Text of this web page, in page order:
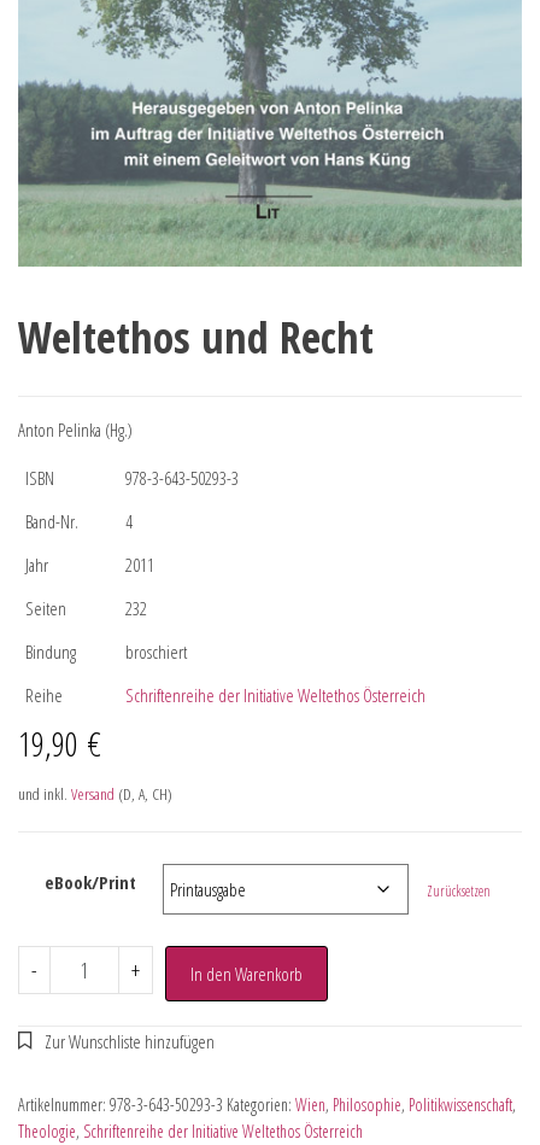
Weltethos und Recht
Anton Pelinka (Hg.)
ISBN
978-3-643-50293-3
Band-Nr.
4
Jahr
2011
Seiten
232
Bindung
broschiert
Reihe
Schriftenreihe der Initiative Weltethos Österreich
19,90 €
und inkl. Versand (D, A, CH)
eBook/Print Zurücksetzen
- + In den Warenkorb
Artikelnummer: 978-3-643-50293-3 Kategorien: Wien, Philosophie, Politikwissenschaft,
Theologie, Schriftenreihe der Initiative Weltethos Österreich